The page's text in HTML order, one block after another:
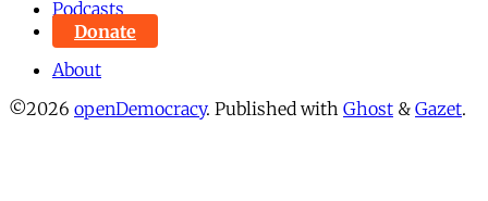
Podcasts
Donate
About
©2026 openDemocracy. Published with Ghost & Gazet.